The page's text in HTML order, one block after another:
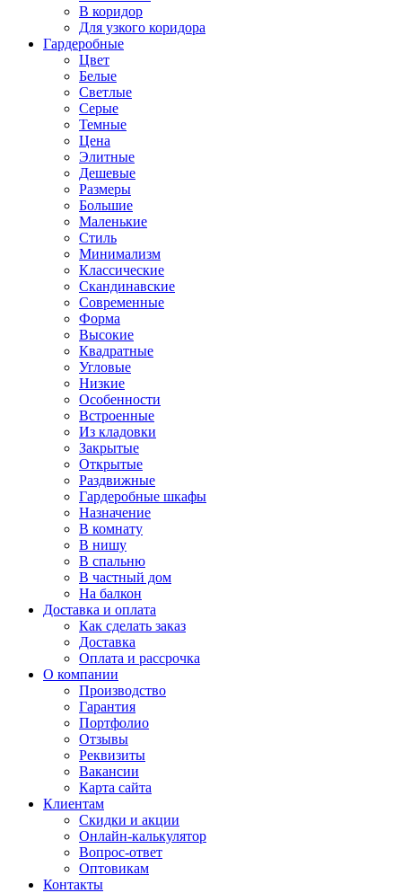
В коридор
Для узкого коридора
Гардеробные
Цвет
Белые
Светлые
Серые
Темные
Цена
Элитные
Дешевые
Размеры
Большие
Маленькие
Стиль
Минимализм
Классические
Скандинавские
Современные
Форма
Высокие
Квадратные
Угловые
Низкие
Особенности
Встроенные
Из кладовки
Закрытые
Открытые
Раздвижные
Гардеробные шкафы
Назначение
В комнату
В нишу
В спальню
В частный дом
На балкон
Доставка и оплата
Как сделать заказ
Доставка
Оплата и рассрочка
О компании
Производство
Гарантия
Портфолио
Отзывы
Реквизиты
Вакансии
Карта сайта
Клиентам
Скидки и акции
Онлайн-калькулятор
Вопрос-ответ
Оптовикам
Контакты